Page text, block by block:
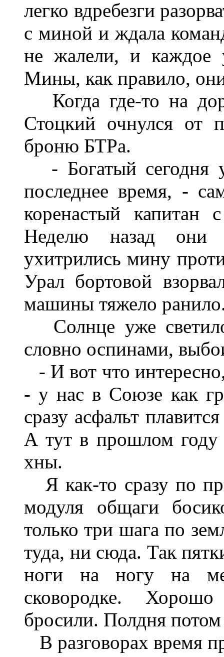
легко вдребезги
с миной и ждала
не жалели, и каждое
Мины, как правило,
Когда где-то на
Стоцкий очнулся от
броню БТРа.
- Богатый сегодня
последнее время, -
коренастый капитан
Неделю назад они
ухитрились мину
Урал бортовой
машины тяжело
Солнце уже
словно оспинами,
- И вот что
- у нас в Союзе как
сразу асфальт
А тут в прошлом году
хны.
Я как-то сразу по
модуля общаги
только три шага по
туда, ни сюда. Так
ноги
на ногу на
сковородке. Хоро­шо
бросили. Полдня потом
В разговорах время